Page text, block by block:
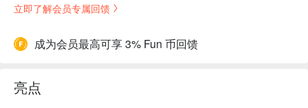
立即了解会员专属回馈
成为会员最高可享 3% Fun 币回馈
亮点